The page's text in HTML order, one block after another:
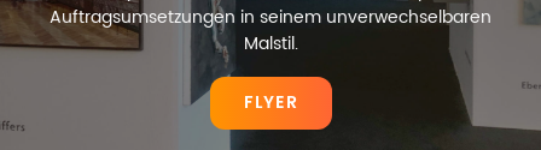
Auftragsumsetzungen in seinem unverwechselbaren
Malstil.
FLYER